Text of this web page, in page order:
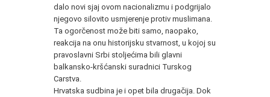
dalo novi sjaj ovom nacionaliz­mu i podgrijalo
njegovo silovito usmjerenje protiv muslimana.
Ta ogorčenost može biti samo, naopako,
reakcija na onu historijsku stvarnost, u kojoj su
pravoslavni Srbi stoljećima bili glavni
balkansko-kršćanski suradnici Turskog
Carstva.
Hrvatska sudbina je i opet bila drugačija. Dok